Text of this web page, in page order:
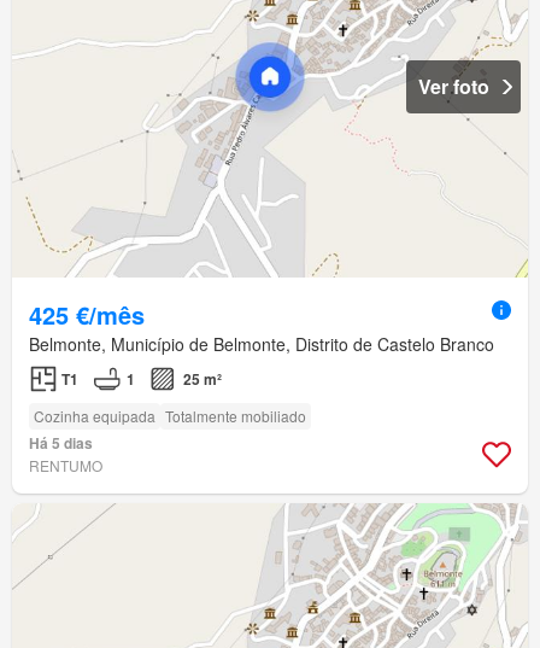
Ver foto
425 €/mês
Belmonte, Município de Belmonte, Distrito de Castelo Branco
T1 1 25 m²
Cozinha equipada Totalmente mobiliado
Há 5 dias
RENTUMO